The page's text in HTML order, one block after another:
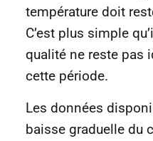
température doit
C’est plus simple
qualité ne reste pas
cette période.
Les données
baisse graduelle du